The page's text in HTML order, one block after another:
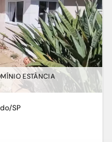
ESTÂNCIA
/SP